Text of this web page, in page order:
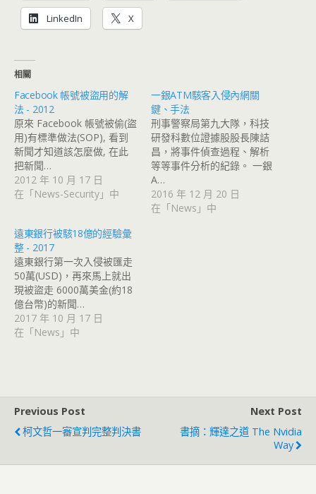
LinkedIn X
相關
Facebook 帳號被盜用的解
法 - 2012
原來 Facebook 帳號被偷(盜
用)有標準做法(SOP), 看到
新聞才知道該怎麼做, 在此
把新聞…
2012 年 10 月 17 日
在「News-Security」中
一銀ATM駭客入侵內網關
鍵、手法
刑事警察局第九大隊，科技
研發科數位證據股股長陳詰
昌，將事件偵查過程、解析
等等事件分析的紀錄。 一銀
A…
2016 年 12 月 20 日
在「News」中
遠東銀行被駭18億的經驗彙
整 - 2017
遠東銀行第一次入侵被匯走
50萬(USD)，再來馬上就出
現被盜走 6000萬美金(約18
億台幣)的新聞…
2017 年 10 月 17 日
在「News」中
Previous Post
柯文哲一審宣判完整判決書
Next Post
書摘：輝達之道 The Nvidia
Way